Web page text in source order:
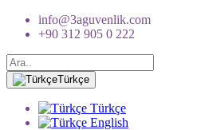
info@3aguvenlik.com
+90 312 905 0 222
Türkçe
Türkçe
English